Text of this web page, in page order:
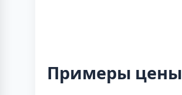
Примеры цены